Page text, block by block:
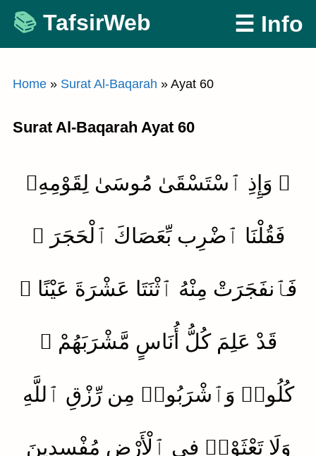
Skip
content
TafsirWeb ☰ Info
Home » Surat Al-Baqarah » Ayat 60
Surat Al-Baqarah Ayat 60
۞ وَإِذِ ٱسْتَسْقَىٰ مُوسَىٰ لِقَوْمِهِۦ
فَقُلْنَا ٱضْرِب بِّعَصَاكَ ٱلْحَجَرَ ۖ
فَٱنفَجَرَتْ مِنْهُ ٱثْنَتَا عَشْرَةَ عَيْنًا ۖ
قَدْ عَلِمَ كُلُّ أُنَاسٍ مَّشْرَبَهُمْ ۖ
كُلُوا۟ وَٱشْرَبُوا۟ مِن رِّزْقِ ٱللَّهِ
وَلَا تَعْثَوْا۟ فِى ٱلْأَرْضِ مُفْسِدِينَ